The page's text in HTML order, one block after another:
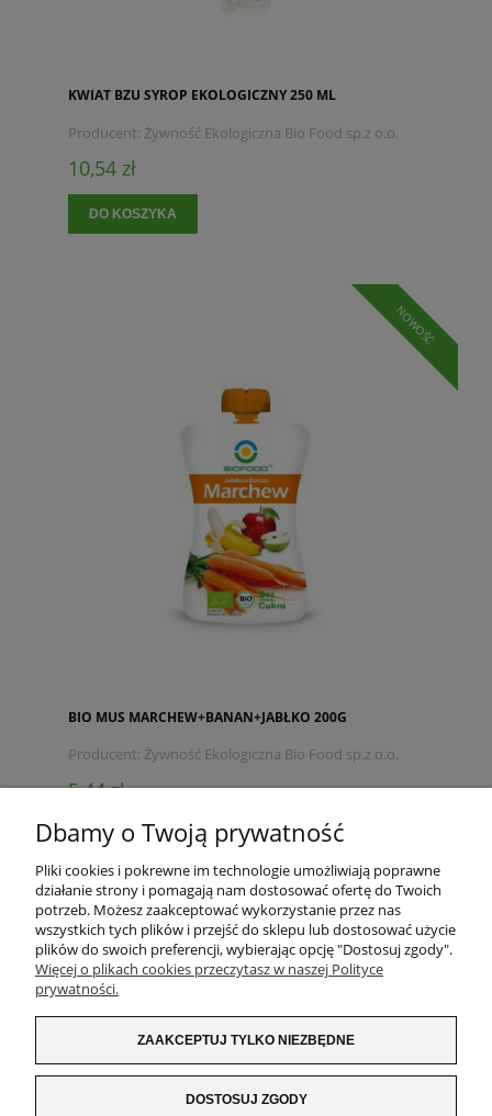
KWIAT BZU SYROP EKOLOGICZNY 250 ML
Producent: Żywność Ekologiczna Bio Food sp.z o.o.
10,54 zł
DO KOSZYKA
BIO MUS MARCHEW+BANAN+JABŁKO 200G
Producent: Żywność Ekologiczna Bio Food sp.z o.o.
5,44 zł
DO KOSZYKA
NOWOŚĆ
MOJE KONTO
WARUNKI ZAKUPÓW
INFORMACJE O SKLEPIE
Dbamy o Twoją prywatność
Pliki cookies i pokrewne im technologie umożliwiają poprawne
działanie strony i pomagają nam dostosować ofertę do Twoich
potrzeb. Możesz zaakceptować wykorzystanie przez nas
wszystkich tych plików i przejść do sklepu lub dostosować użycie
plików do swoich preferencji, wybierając opcję "Dostosuj zgody".
Więcej o plikach cookies przeczytasz w naszej Polityce
prywatności.
ZAAKCEPTUJ TYLKO NIEZBĘDNE
DOSTOSUJ ZGODY